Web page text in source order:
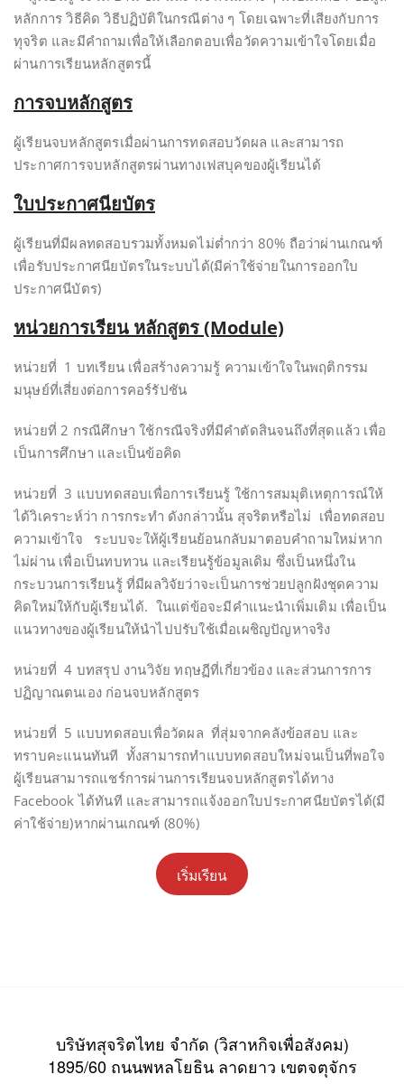
หลักการ วิธีคิด วิธีปฏิบัติในกรณีต่าง ๆ โดยเฉพาะที่เสียงกับการ
ทุจริต และมีคำถามเพื่อให้เลือกตอบเพื่อวัดความเข้าใจโดยเมื่อ
ผ่านการเรียนหลักสูตรนี้
การจบหลักสูตร
ผู้เรียนจบหลักสูตรเมื่อผ่านการทดสอบวัดผล และสามารถ
ประกาศการจบหลักสูตรผ่านทางเฟสบุคของผู้เรียนได้
ใบประกาศนียบัตร
ผู้เรียนที่มีผลทดสอบรวมทั้งหมดไม่ต่ำกว่า 80% ถือว่าผ่านเกณฑ์
เพื่อรับประกาศนียบัตรในระบบได้(มีค่าใช้จ่ายในการออกใบ
ประกาศนีบัตร)
หน่วยการเรียน หลักสูตร (Module)
หน่วยที่ 1 บทเรียน เพื่อสร้างความรู้ ความเข้าใจในพฤติกรรม
มนุษย์ที่เสี่ยงต่อการคอร์รัปชัน
หน่วยที่ 2 กรณีศึกษา ใช้กรณีจริงที่มีคำตัดสินจนถึงที่สุดแล้ว เพื่อ
เป็นการศึกษา และเป็นข้อคิด
หน่วยที่ 3 แบบทดสอบเพื่อการเรียนรู้ ใช้การสมมุติเหตุการณ์ให้
ได้วิเคราะห์ว่า การกระทำ ดังกล่าวนั้น สุจริตหรือไม่ เพื่อทดสอบ
ความเข้าใจ ระบบจะให้ผู้เรียนย้อนกลับมาตอบคำถามใหม่หาก
ไม่ผ่าน เพื่อเป็นทบทวน และเรียนรู้ข้อมูลเดิม ซึ่งเป็นหนึ่งใน
กระบวนการเรียนรู้ ที่มีผลวิจัยว่าจะเป็นการช่วยปลูกฝังชุดความ
คิดใหม่ให้กับผู้เรียนได้. ในแต่ข้อจะมีคำแนะนำเพิ่มเติม เพื่อเป็น
แนวทางของผู้เรียนให้นำไปปรับใช้เมื่อเผชิญปัญหาจริง
หน่วยที่ 4 บทสรุป งานวิจัย ทฤษฏีที่เกี่ยวข้อง และส่วนการการ
ปฏิญาณตนเอง ก่อนจบหลักสูตร
หน่วยที่ 5 แบบทดสอบเพื่อวัดผล ที่สุ่มจากคลังข้อสอบ และ
ทราบคะแนนทันที ทั้งสามารถทำแบบทดสอบใหม่จนเป็นที่พอใจ
ผู้เรียนสามารถแชร์การผ่านการเรียนจบหลักสูตรได้ทาง
Facebook ได้ทันที และสามารถแจ้งออกใบประกาศนียบัตรได้(มี
ค่าใช้จ่าย)หากผ่านเกณฑ์ (80%)
เริ่มเรียน
บริษัทสุจริตไทย จำกัด (วิสาหกิจเพื่อสังคม)
1895/60 ถนนพหลโยธิน ลาดยาว เขตจตุจักร